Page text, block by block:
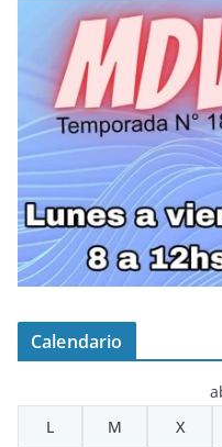
Calendario
L
M X